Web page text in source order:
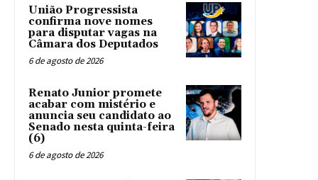
União Progressista
confirma nove nomes
para disputar vagas na
Câmara dos Deputados
6 de agosto de 2026
Renato Junior promete
acabar com mistério e
anuncia seu candidato ao
Senado nesta quinta-feira
(6)
6 de agosto de 2026